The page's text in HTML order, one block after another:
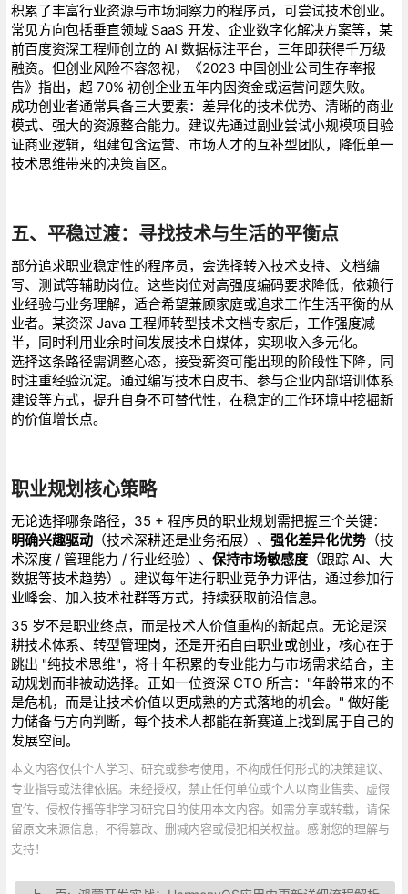
积累了丰富行业资源与市场洞察力的程序员，可尝试技术创业。
常见方向包括垂直领域 SaaS 开发、企业数字化解决方案等，某
前百度资深工程师创立的 AI 数据标注平台，三年即获得千万级
融资。但创业风险不容忽视，《2023 中国创业公司生存率报
告》指出，超 70% 初创企业五年内因资金或运营问题失败。
成功创业者通常具备三大要素：差异化的技术优势、清晰的商业
模式、强大的资源整合能力。建议先通过副业尝试小规模项目验
证商业逻辑，组建包含运营、市场人才的互补型团队，降低单一
技术思维带来的决策盲区。
五、平稳过渡：寻找技术与生活的平衡点
部分追求职业稳定性的程序员，会选择转入技术支持、文档编
写、测试等辅助岗位。这些岗位对高强度编码要求降低，依赖行
业经验与业务理解，适合希望兼顾家庭或追求工作生活平衡的从
业者。某资深 Java 工程师转型技术文档专家后，工作强度减
半，同时利用业余时间发展技术自媒体，实现收入多元化。
选择这条路径需调整心态，接受薪资可能出现的阶段性下降，同
时注重经验沉淀。通过编写技术白皮书、参与企业内部培训体系
建设等方式，提升自身不可替代性，在稳定的工作环境中挖掘新
的价值增长点。
职业规划核心策略
无论选择哪条路径，35 + 程序员的职业规划需把握三个关键：
明确兴趣驱动（技术深耕还是业务拓展）、 强化差异化优势（技
术深度 / 管理能力 / 行业经验）、 保持市场敏感度（跟踪 AI、大
数据等技术趋势）。建议每年进行职业竞争力评估，通过参加行
业峰会、加入技术社群等方式，持续获取前沿信息。
35 岁不是职业终点，而是技术人价值重构的新起点。无论是深
耕技术体系、转型管理岗，还是开拓自由职业或创业，核心在于
跳出 "纯技术思维"，将十年积累的专业能力与市场需求结合，主
动规划而非被动选择。正如一位资深 CTO 所言："年龄带来的不
是危机，而是让技术价值以更成熟的方式落地的机会。" 做好能
力储备与方向判断，每个技术人都能在新赛道上找到属于自己的
发展空间。
本文内容仅供个人学习、研究或参考使用，不构成任何形式的决策建议、
专业指导或法律依据。未经授权，禁止任何单位或个人以商业售卖、虚假
宣传、侵权传播等非学习研究目的使用本文内容。如需分享或转载，请保
留原文来源信息，不得篡改、删减内容或侵犯相关权益。感谢您的理解与
支持！